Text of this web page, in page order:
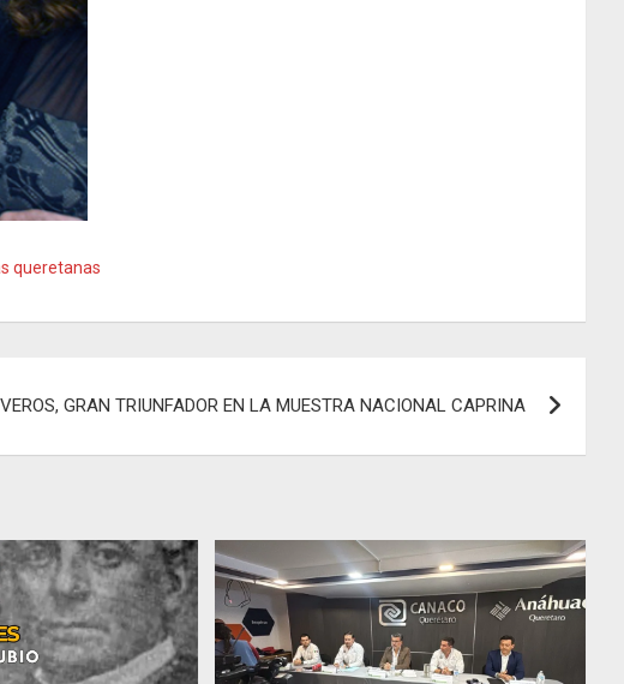
queretanas
GRAN TRIUNFADOR EN LA MUESTRA NACIONAL CAPRINA